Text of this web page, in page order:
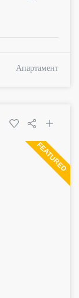
Апартамент
FEATURED